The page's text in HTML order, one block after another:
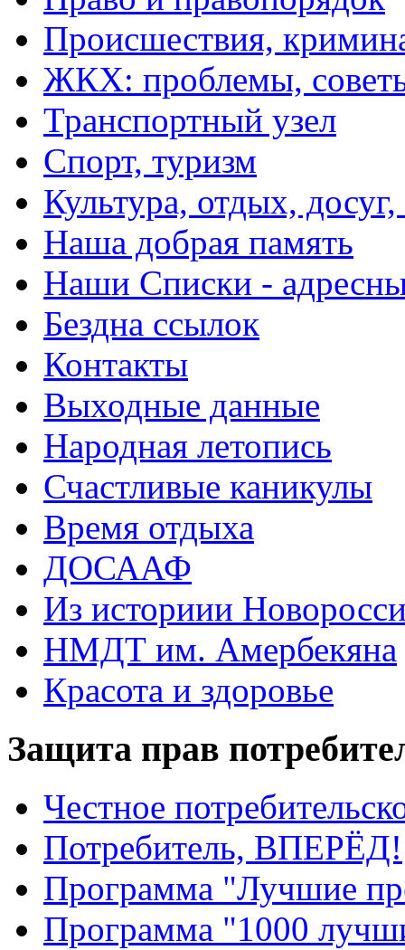
Происшествия,
ЖКХ: проблемы,
Транспортный узел
Спорт, туризм
Культура, отдых,
Наша добрая память
Наши Списки -
Бездна ссылок
Контакты
Выходные данные
Народная летопись
Счастливые каникулы
Время отдыха
ДОСААФ
Из историии
НМДТ им. Амербекяна
Красота и здоровье
Защита прав
Честное
Потребитель, ВПЕРЁД!
Программа "Лучшие
Программа "1000